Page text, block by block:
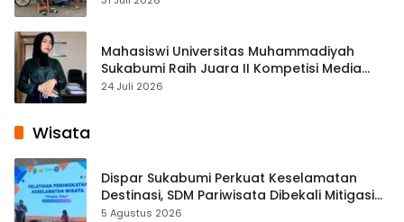
Mahasiswi Universitas Muhammadiyah
Sukabumi Raih Juara II Kompetisi Media
Pembelajaran Digital Tingkat Internasional
24 Juli 2026
Wisata
Dispar Sukabumi Perkuat Keselamatan
Destinasi, SDM Pariwisata Dibekali Mitigasi
hingga Teknik Evakuasi
5 Agustus 2026